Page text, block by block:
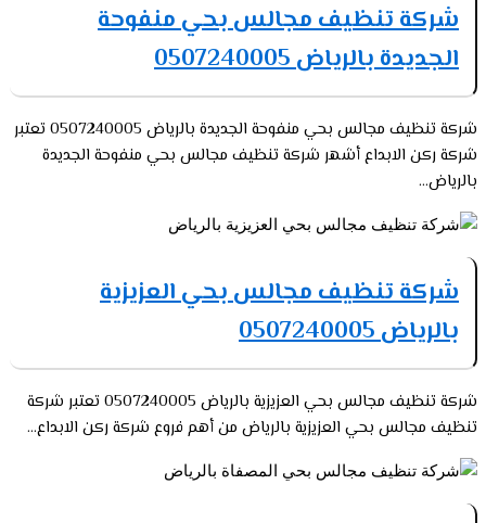
شركة تنظيف مجالس بحي منفوحة
الجديدة بالرياض 0507240005
شركة تنظيف مجالس بحي منفوحة الجديدة بالرياض 0507240005 تعتبر
شركة ركن الابداع أشهر شركة تنظيف مجالس بحي منفوحة الجديدة
بالرياض...
شركة تنظيف مجالس بحي العزيزية
بالرياض 0507240005
شركة تنظيف مجالس بحي العزيزية بالرياض 0507240005 تعتبر شركة
تنظيف مجالس بحي العزيزية بالرياض من أهم فروع شركة ركن الابداع...